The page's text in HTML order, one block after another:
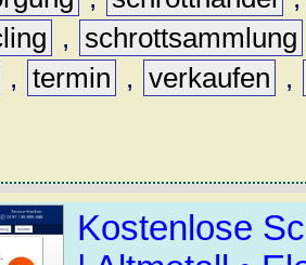
, schrottsammlung
, termin , verkaufen
,
Kostenlose